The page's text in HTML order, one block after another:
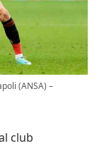
(ANSA) –
club